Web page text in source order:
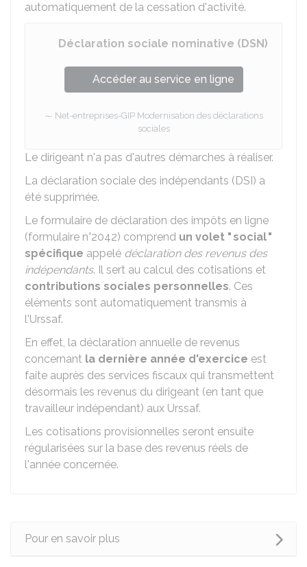
automatiquement de la cessation d'activité.
Déclaration sociale nominative (DSN)
Accéder au service en ligne
Net-entreprises-GIP Modernisation des déclarations
sociales
Le dirigeant n'a pas d'autres démarches à réaliser.
La déclaration sociale des indépendants (DSI) a
été supprimée.
Le formulaire de déclaration des impôts en ligne
(formulaire n°2042) comprend un volet " social "
spécifique appelé déclaration des revenus des
indépendants. Il sert au calcul des cotisations et
contributions sociales personnelles. Ces
éléments sont automatiquement transmis à
l'Urssaf.
En effet, la déclaration annuelle de revenus
concernant la dernière année d'exercice est
faite auprès des services fiscaux qui transmettent
désormais les revenus du dirigeant (en tant que
travailleur indépendant) aux Urssaf.
Les cotisations provisionnelles seront ensuite
régularisées sur la base des revenus réels de
l'année concernée.
Pour en savoir plus